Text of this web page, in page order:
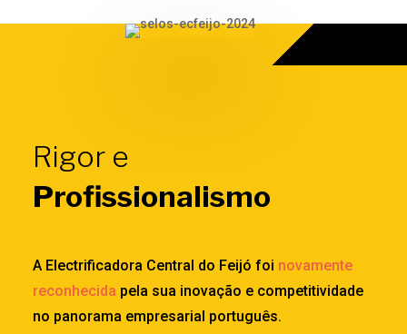
Rigor e
Profissionalismo
A Electrificadora Central do Feijó foi novamente
reconhecida pela sua inovação e competitividade
no panorama empresarial português.